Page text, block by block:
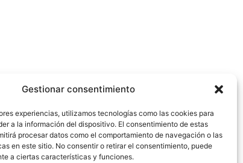
Gestionar consentimiento
experiencias, utilizamos tecnologías como las cookies para
a la información del dispositivo. El consentimiento de estas
procesar datos como el comportamiento de navegación o las
en este sitio. No consentir o retirar el consentimiento, puede
a ciertas características y funciones.